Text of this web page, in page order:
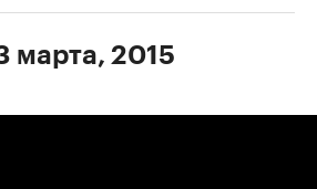
марта, 2015